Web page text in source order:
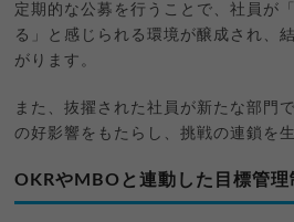
定期的な公募を行うことで、社員が
る」と感じられる環境が醸成され、
がります。
また、抜擢された社員が新たな部門
の好影響をもたらし、挑戦の連鎖を
OKRやMBOと連動した目標管理